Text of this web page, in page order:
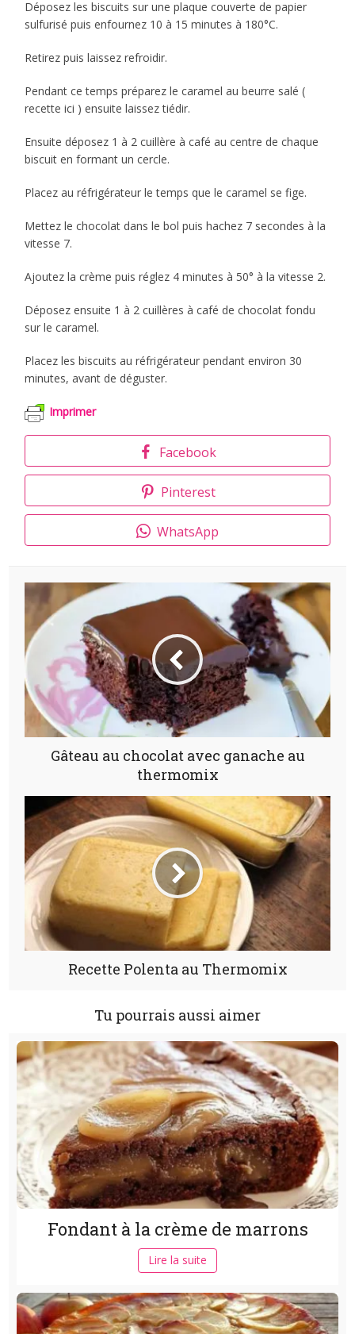
Déposez les biscuits sur une plaque couverte de papier
sulfurisé puis enfournez 10 à 15 minutes à 180°C.
Retirez puis laissez refroidir.
Pendant ce temps préparez le caramel au beurre salé (
recette ici ) ensuite laissez tiédir.
Ensuite déposez 1 à 2 cuillère à café au centre de chaque
biscuit en formant un cercle.
Placez au réfrigérateur le temps que le caramel se fige.
Mettez le chocolat dans le bol puis hachez 7 secondes à la
vitesse 7.
Ajoutez la crème puis réglez 4 minutes à 50° à la vitesse 2.
Déposez ensuite 1 à 2 cuillères à café de chocolat fondu
sur le caramel.
Placez les biscuits au réfrigérateur pendant environ 30
minutes, avant de déguster.
Imprimer
Facebook
Pinterest
WhatsApp
Gâteau au chocolat avec ganache au
thermomix
Recette Polenta au Thermomix
Tu pourrais aussi aimer
Fondant à la crème de marrons
Lire la suite